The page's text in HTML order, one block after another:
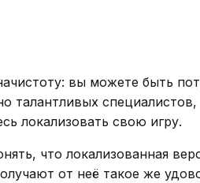
вы можете быть
талантливых
локализовать свою игру.
что локализованная
от неё такое же